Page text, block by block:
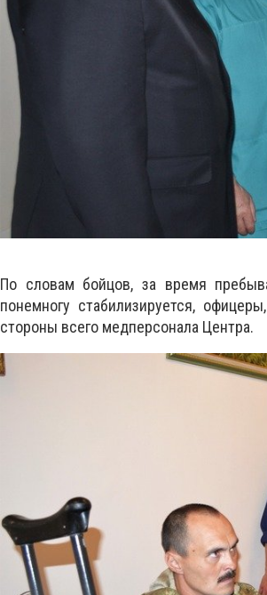
По словам бойцов, за время
понемногу стабилизируется,
стороны всего медперсонала Центра.